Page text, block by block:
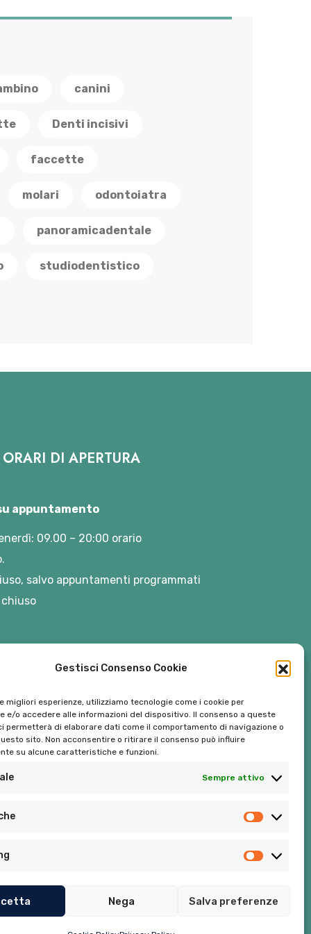
Gestisci Consenso Cookie
migliori esperienze, utilizziamo tecnologie come i cookie per
e/o accedere alle informazioni del dispositivo. Il consenso a queste
permetterà di elaborare dati come il comportamento di navigazione o
sito. Non acconsentire o ritirare il consenso può influire
su alcune caratteristiche e funzioni.
Sempre attivo
Nega Salva preferenze
canini
Denti incisivi
faccette
molari odontoiatra
panoramicadentale
studiodentistico
ORARI DI APERTURA
appuntamento
09.00 – 20:00 orario
salvo appuntamenti programmati
Privacy Policy